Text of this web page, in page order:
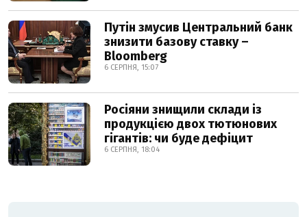
Путін змусив Центральний банк
знизити базову ставку –
Bloomberg
6 СЕРПНЯ, 15:07
Росіяни знищили склади із
продукцією двох тютюнових
гігантів: чи буде дефіцит
6 СЕРПНЯ, 18:04